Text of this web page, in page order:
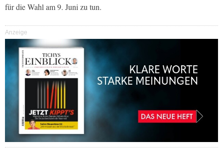
für die Wahl am 9. Juni zu tun.
Anzeige